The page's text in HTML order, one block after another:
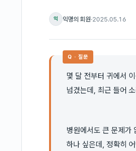
익 익명의 회원·2025.05.16
Q · 질문
몇 달 전부터 귀에서
넘겼는데, 최근 들어
병원에서도 큰 문제가
하나 싶은데, 정확히